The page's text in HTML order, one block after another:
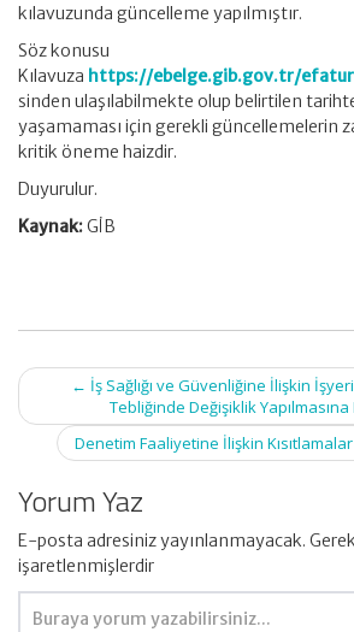
kılavuzunda güncelleme yapılmıştır.
Söz konusu
Kılavuza https://ebelge.gib.gov.tr/
sinden ulaşılabilmekte olup belirtilen
yaşamaması için gerekli güncellemelerin
kritik öneme haizdir.
Duyurulur.
Kaynak:GİB
Post
navigation
← İş Sağlığı ve Güvenliğine İlişkin İşyeri
Tebliğinde Değişiklik
Denetim Faaliyetine İlişkin
Yorum Yaz
E-posta adresiniz yayınlanmayacak.
işaretlenmişlerdir